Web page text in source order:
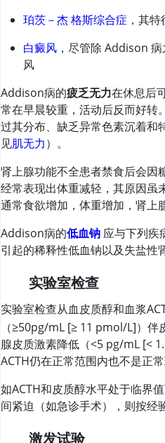
珀茨－杰 格斯综合症 ，其
白癜风 ，尽管除 Addison
风
Addison病的疲乏无力在休息后
常在早晨较重，活动后反而好转
过其分布、缺乏异常色素沉着和
见肌无力）。
肾上腺功能不全患者禁食后会因
经常表现出体重减轻，其原因虽
通常食欲增加，体重增加，肾上
Addison病的低血钠 应与下列疾
引起的稀释性低血钠以及失盐性
实验室检查
实验室检查从血 皮质醇和血浆
（≥50pg/mL [≥ 11 pmol/L]）伴
腺皮质激素降低（<5 pg/mL [<
ACTH仍在正常范围内也不是正常
如ACTH和皮质醇水平处于临界
间紧迫（如急诊手术），则按经
激发试验